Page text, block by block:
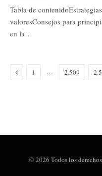
Tabla de
valoresConsejos para
en la…
Previous
1 … 2.509
© 2026 Todos los